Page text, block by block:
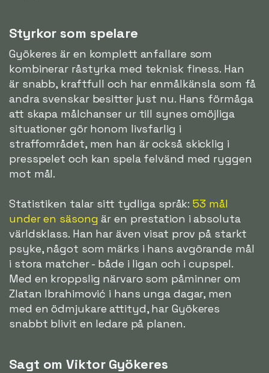
Styrkor som spelare
Gyökeres är en komplett anfallare som
kombinerar råstyrka med teknisk finess. Han
är snabb, kraftfull och har enmålkänsla som få
andra svenskar besitter just nu. Hans förmåga
att skapa målchanser ur till synes omöjliga
situationer gör honom livsfarlig i
straffområdet, men han är också skicklig i
presspelet och kan spela felvänd med ryggen
mot mål.
Statistiken talar sitt tydliga språk:53 mål
under en säsong är en prestation i absoluta
världsklass. Han har även visat prov på starkt
psyke, något som märks i hans avgörande mål
i stora matcher - både i ligan och i cupspel.
Med en kroppslig närvaro som påminner om
Zlatan Ibrahimović i hans unga dagar, men
med en ödmjukare attityd, har Gyökeres
snabbt blivit en ledare på planen.
Sagt om Viktor Gyökeres